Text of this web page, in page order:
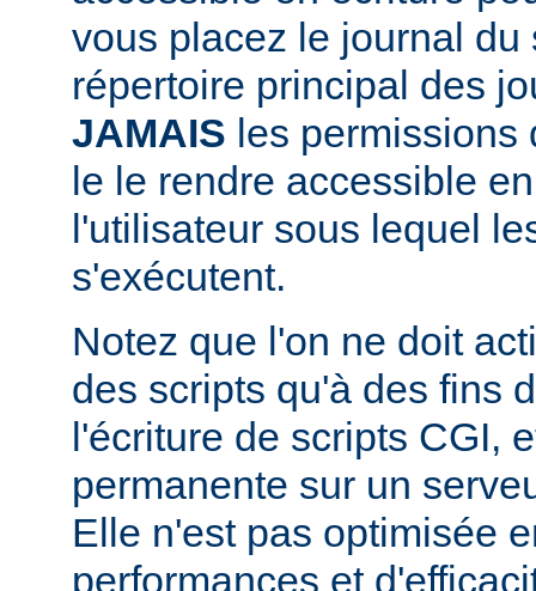
vous placez le journal du
répertoire principal des
JAMAIS les permissions
le le rendre accessible
l'utilisateur sous lequel
s'exécutent.
Notez que l'on ne doit
des scripts qu'à des fins
l'écriture de scripts CGI,
permanente sur un
Elle n'est pas optimisée
performances et